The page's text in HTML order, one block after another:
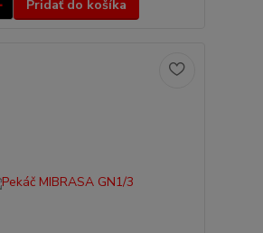
Pridať do košíka